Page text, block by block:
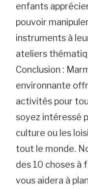
enfants
pouvoir
instruments à
ateliers
Conclusion :
environnante
activités pour
soyez intéressé
culture ou les
tout le monde.
des 10 choses à
vous aidera à